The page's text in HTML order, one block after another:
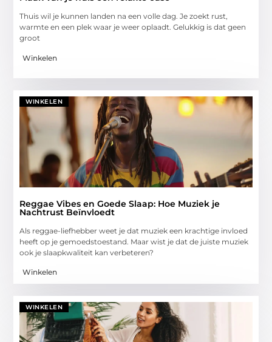
Thuis wil je kunnen landen na een volle dag. Je zoekt rust,
warmte en een plek waar je weer oplaadt. Gelukkig is dat geen
groot
Winkelen
WINKELEN
Reggae Vibes en Goede Slaap: Hoe Muziek je
Nachtrust Beïnvloedt
Als reggae-liefhebber weet je dat muziek een krachtige invloed
heeft op je gemoedstoestand. Maar wist je dat de juiste muziek
ook je slaapkwaliteit kan verbeteren?
Winkelen
WINKELEN